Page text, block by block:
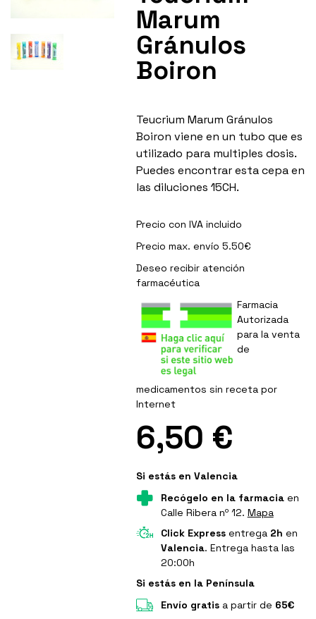
Marum
Gránulos
Boiron
Teucrium Marum Gránulos
Boiron viene en un tubo que es
utilizado para multiples dosis.
Puedes encontrar esta cepa en
las diluciones 15CH.
Precio con IVA incluido
Precio max. envío 5.50€
Deseo recibir atención
farmacéutica
Farmacia
Autorizada
para la venta
de
medicamentos sin receta por
Internet
6,50 €
Si estás en Valencia
Recógelo en la farmaciaen
Calle Ribera nº 12. Mapa
Click Expressentrega 2h en
Valencia. Entrega hasta las
20:00h
Si estás en la Península
Envío gratisa partir de 65€